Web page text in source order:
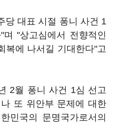
당 대표 시절 퐁니 사건 1
"상고심에서 전향적인
복에 나서길 기대한다"고
2월 퐁니 사건 1심 선고
또 위안부 문제에 대한
민국의 문명국가로서의